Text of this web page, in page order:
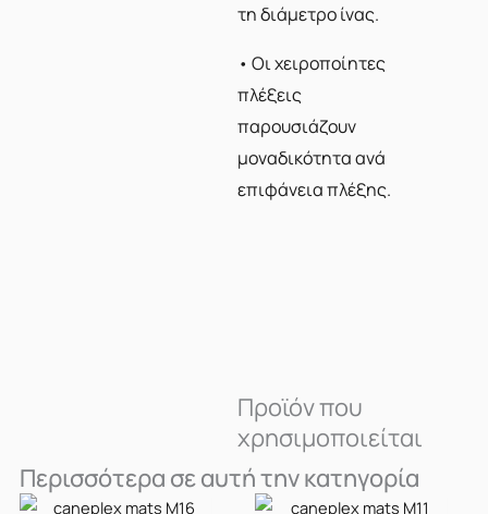
τη διάμετρο ίνας.
• Οι χειροποίητες
πλέξεις
παρουσιάζουν
μοναδικότητα ανά
επιφάνεια πλέξης.
Προϊόν που
χρησιμοποιείται
Περισσότερα σε αυτή την κατηγορία